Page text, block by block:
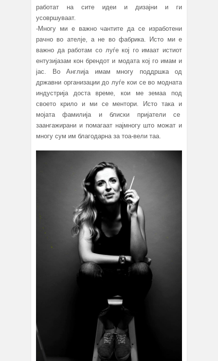
работат на сите идеи и дизајни и ги
усовршуваат.
-Многу ми е важно чантите да се изработени
рачно во ателје, а не во фабрика. Исто ми е
важно да работам со луѓе кој го имаат истиот
ентузијазам кон брендот и модата кој го имам и
јас. Во Англија имам многу поддршка од
државни организации до луѓе кои се во модната
индустрија доста време, кои ме земаа под
своето крило и ми се ментори. Исто така и
мојата фамилија и блиски пријатели се
заангажирани и помагаат најмногу што можат и
многу сум им благодарна за тоа-вели таа.